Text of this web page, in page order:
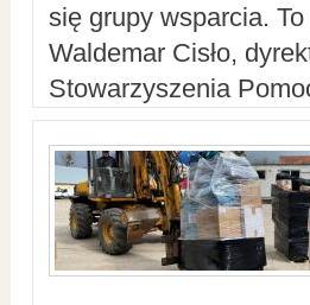
się grupy wsparcia.
Waldemar Cisło,
Stowarzyszenia